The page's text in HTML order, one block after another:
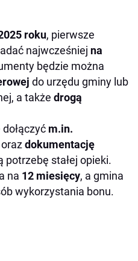
roku, pierwsze
najwcześniej na
będzie można
do urzędu gminy lub
a także drogą
m.in.
orazdokumentację
potrzebę stałej opieki.
na 12 miesięcy, a gmina
wykorzystania bonu.